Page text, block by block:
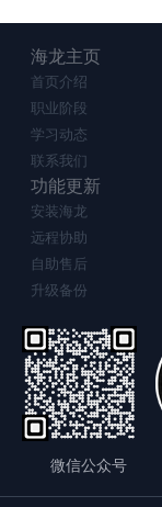
海龙主页
首页介绍
职业阶段
学习动态
联系我们
功能更新
安装海龙
远程协助
自助售后
升级备份
微信公众号